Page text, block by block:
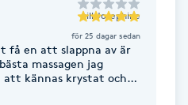
till Josephine
för 25 dagar sedan
få en att slappna av är
massagen jag
kännas krystat och